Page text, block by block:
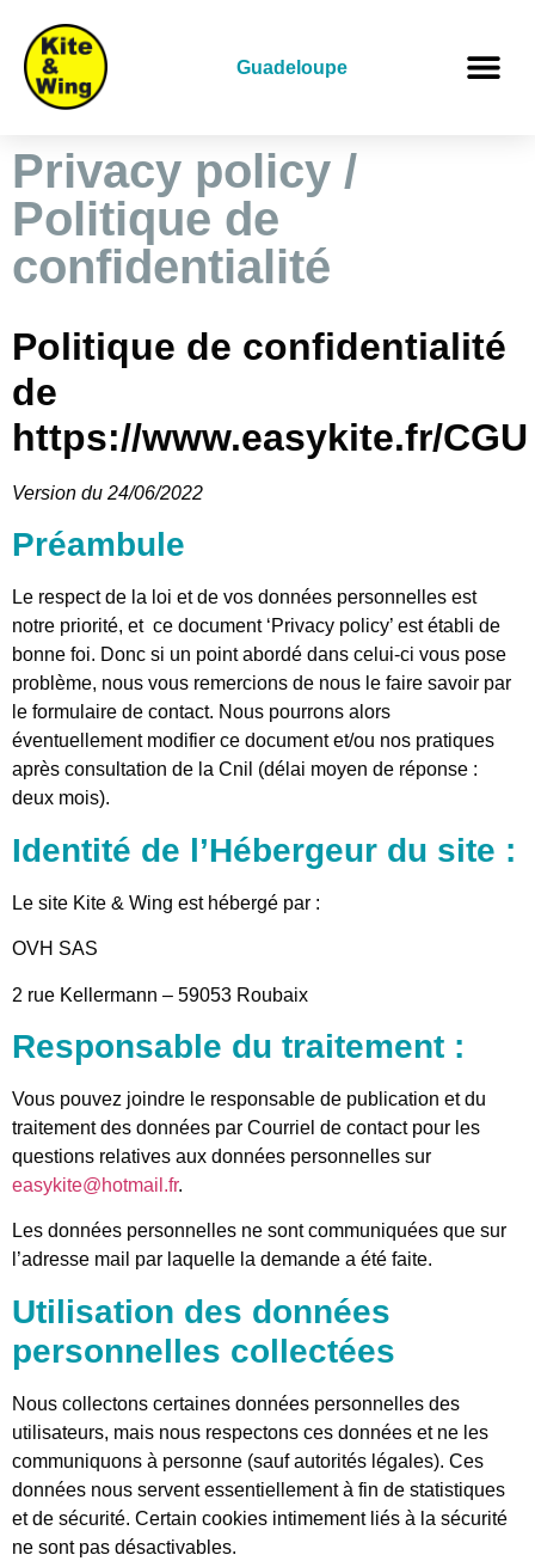
Guadeloupe
Privacy policy /
Politique de
confidentialité
Politique de confidentialité
de
https://www.easykite.fr/CGU
Version du 24/06/2022
Préambule
Le respect de la loi et de vos données personnelles est
notre priorité, et ce document ‘Privacy policy’ est établi de
bonne foi. Donc si un point abordé dans celui-ci vous pose
problème, nous vous remercions de nous le faire savoir par
le formulaire de contact. Nous pourrons alors
éventuellement modifier ce document et/ou nos pratiques
après consultation de la Cnil (délai moyen de réponse :
deux mois).
Identité de l’Hébergeur du site :
Le site Kite & Wing est hébergé par :
OVH SAS
2 rue Kellermann – 59053 Roubaix
Responsable du traitement :
Vous pouvez joindre le responsable de publication et du
traitement des données par Courriel de contact pour les
questions relatives aux données personnelles sur
easykite@hotmail.fr.
Les données personnelles ne sont communiquées que sur
l’adresse mail par laquelle la demande a été faite.
Utilisation des données
personnelles collectées
Nous collectons certaines données personnelles des
utilisateurs, mais nous respectons ces données et ne les
communiquons à personne (sauf autorités légales). Ces
données nous servent essentiellement à fin de statistiques
et de sécurité. Certain cookies intimement liés à la sécurité
ne sont pas désactivables.